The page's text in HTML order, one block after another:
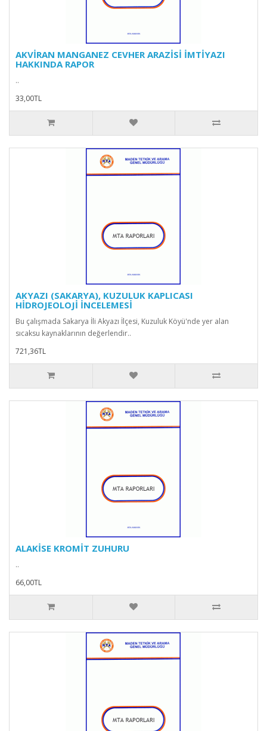
AKVİRAN MANGANEZ CEVHER ARAZİSİ İMTİYAZI
HAKKINDA RAPOR
..
33,00TL
AKYAZI (SAKARYA), KUZULUK KAPLICASI
HİDROJEOLOJİ İNCELEMESİ
Bu çalışmada Sakarya İli Akyazı İlçesi, Kuzuluk Köyü'nde yer alan
sıcaksu kaynaklarının değerlendir..
721,36TL
ALAKİSE KROMİT ZUHURU
..
66,00TL